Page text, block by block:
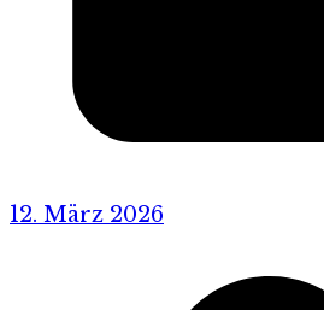
12. März 2026